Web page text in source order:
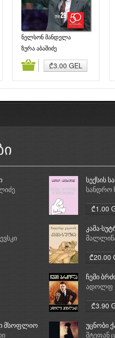
ნელსონ მანდელა
ზურა აბაშიძე
₾3.00 GEL
კალათაში დამატება
სექსის
სანდრო
₾1.00
კამა-
₾20.00
ჩემი
ადოლფ
₾3.90
მსოფლიო
უცნობი
შტეფან